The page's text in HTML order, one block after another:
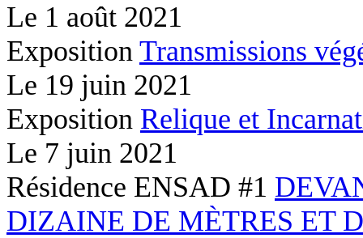
Le 1 août 2021
Exposition Transmissions
Le 19 juin 2021
Exposition Relique et
Le 7 juin 2021
Résidence ENSAD #1
DIZAINE DE MÈTRES ET